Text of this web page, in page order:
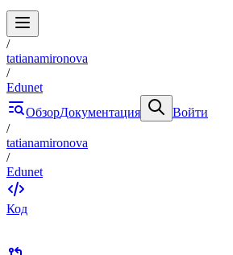
/
tatianamironova
/
Edunet
ОбзорДокументация
Войти
/
tatianamironova
/
Edunet
Код